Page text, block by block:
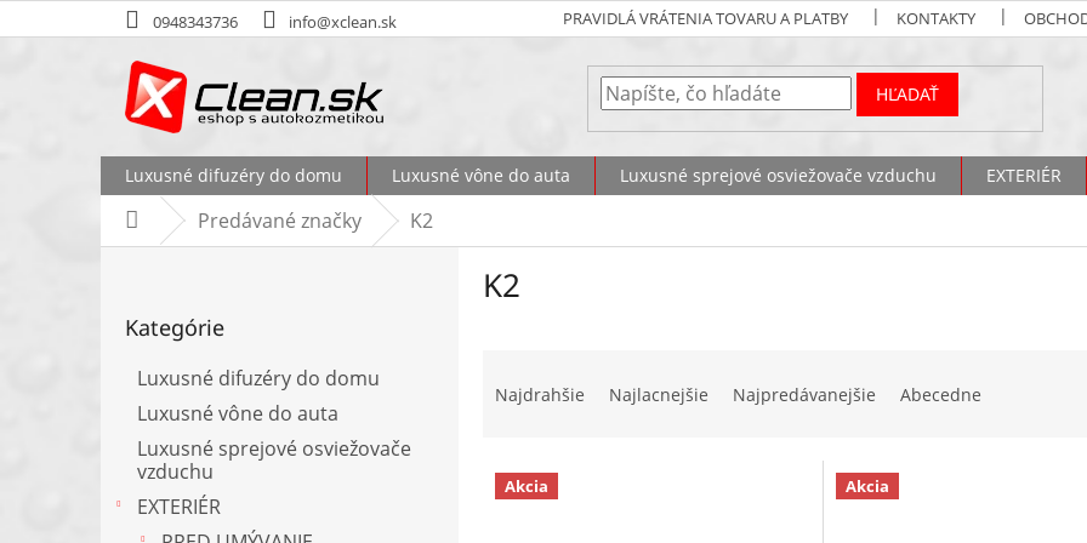
na
0948343736 info@xclean.sk PRAVIDLÁ VRÁTENIA TOVARU A PLATBY KONTAKTY
HĽADAŤ
Luxusné difuzéry do domu Luxusné vône do auta Luxusné sprejové osviežovače vzduchu EXTERIÉR
DomovPredávané značky K2
kategórie
Kategórie
Luxusné difuzéry do domu
Luxusné vône do auta
Luxusné sprejové osviežovače
vzduchu
EXTERIÉR
K2
n
Najdrahšie Najlacnejšie Najpredávanejšie Abecedne
V Akcia Akcia